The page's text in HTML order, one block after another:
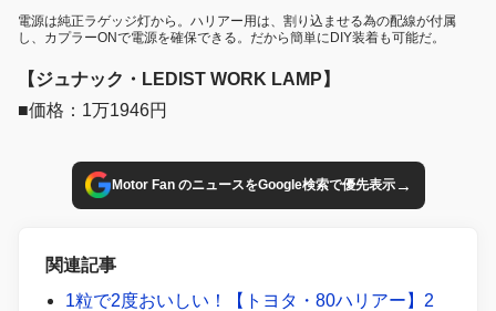
電源は純正ラゲッジ灯から。ハリアー用は、割り込ませる為の配線が付属
し、カプラーONで電源を確保できる。だから簡単にDIY装着も可能だ。
【ジュナック・LEDIST WORK LAMP】
■価格：1万1946円
Motor Fan のニュースをGoogle検索で優先表示→
関連記事
1粒で2度おいしい！【トヨタ・80ハリアー】2